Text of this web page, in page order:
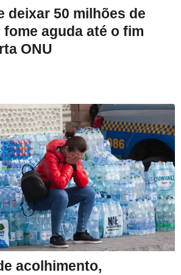
deixar 50 milhões de
aguda até o fim
ONU
acolhimento,